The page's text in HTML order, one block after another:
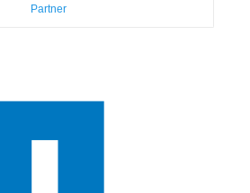
Partner